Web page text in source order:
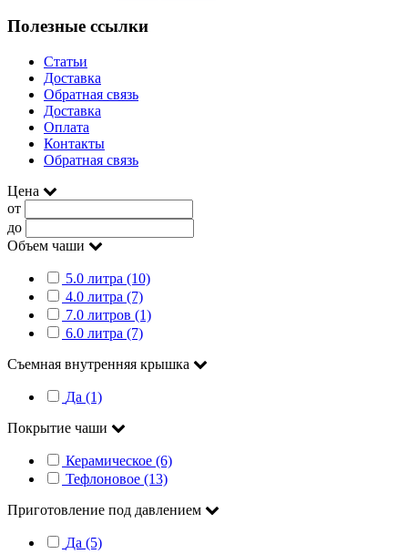
Полезные ссылки
Статьи
Доставка
Обратная связь
Доставка
Оплата
Контакты
Обратная связь
Цена
от
до
Объем чаши
5.0 литра (10)
4.0 литра (7)
7.0 литров (1)
6.0 литра (7)
Съемная внутренняя крышка
Да (1)
Покрытие чаши
Керамическое (6)
Тефлоновое (13)
Приготовление под давлением
Да (5)